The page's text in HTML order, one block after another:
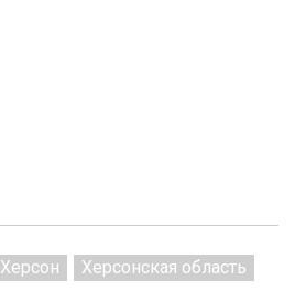
Херсон Херсонская область